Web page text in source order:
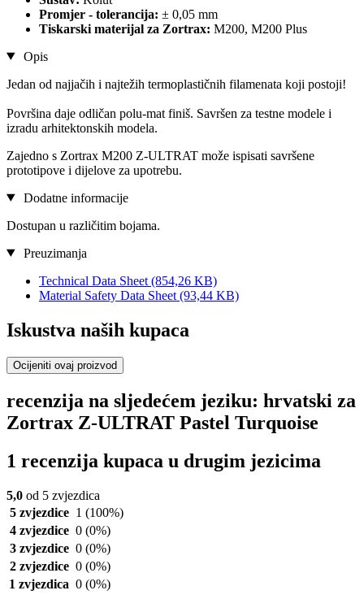
Promjer - tolerancija: ± 0,05 mm
Tiskarski materijal za Zortrax: M200, M200 Plus
Opis
Jedan od najjačih i najtežih termoplastičnih filamenata koji postoji!
Površina daje odličan polu-mat finiš. Savršen za testne modele i
izradu arhitektonskih modela.
Zajedno s Zortrax M200 Z-ULTRAT može ispisati savršene
prototipove i dijelove za upotrebu.
Dodatne informacije
Dostupan u različitim bojama.
Preuzimanja
Technical Data Sheet (854,26 KB)
Material Safety Data Sheet (93,44 KB)
Iskustva naših kupaca
Ocijeniti ovaj proizvod
recenzija na sljedećem jeziku: hrvatski za
Zortrax Z-ULTRAT Pastel Turquoise
1 recenzija kupaca u drugim jezicima
5,0 od 5 zvjezdica
5 zvjezdice 1 (100%)
4 zvjezdice 0 (0%)
3 zvjezdice 0 (0%)
2 zvjezdice 0 (0%)
1 zvjezdica 0 (0%)